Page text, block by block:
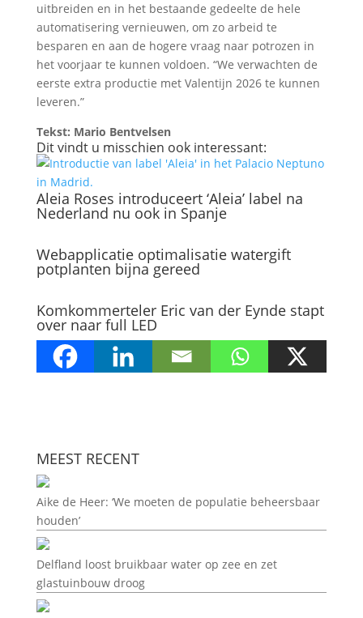
uitbreiden en in het bestaande gedeelte de hele
automatisering vernieuwen, om zo arbeid te
besparen en aan de hogere vraag naar potrozen in
het voorjaar te kunnen voldoen. “We verwachten de
eerste extra productie met Valentijn 2026 te kunnen
leveren.”
Tekst: Mario Bentvelsen
Dit vindt u misschien ook interessant:
Aleia Roses introduceert ‘Aleia’ label na
Nederland nu ook in Spanje
Webapplicatie optimalisatie watergift
potplanten bijna gereed
Komkommerteler Eric van der Eynde stapt
over naar full LED
MEEST RECENT
Aike de Heer: ‘We moeten de populatie beheersbaar
houden’
Delfland loost bruikbaar water op zee en zet
glastuinbouw droog